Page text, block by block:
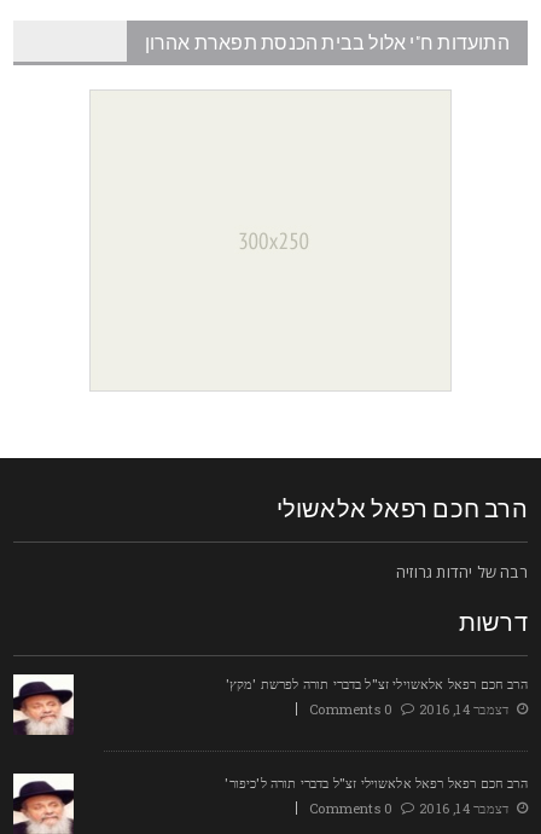
התועדות ח"י אלול בבית הכנסת תפארת אהרון
חכם רפאל אלאשולי
של יהדות גרוזיה
חכם רפאל אלאשוילי זצ"ל בדברי תורה לפרשת 'מקץ'
דצמבר 14, 2016
0 Comments
חכם רפאל רפאל אלאשוילי זצ"ל בדברי תורה ל'כיפור'
דצמבר 14, 2016
0 Comments